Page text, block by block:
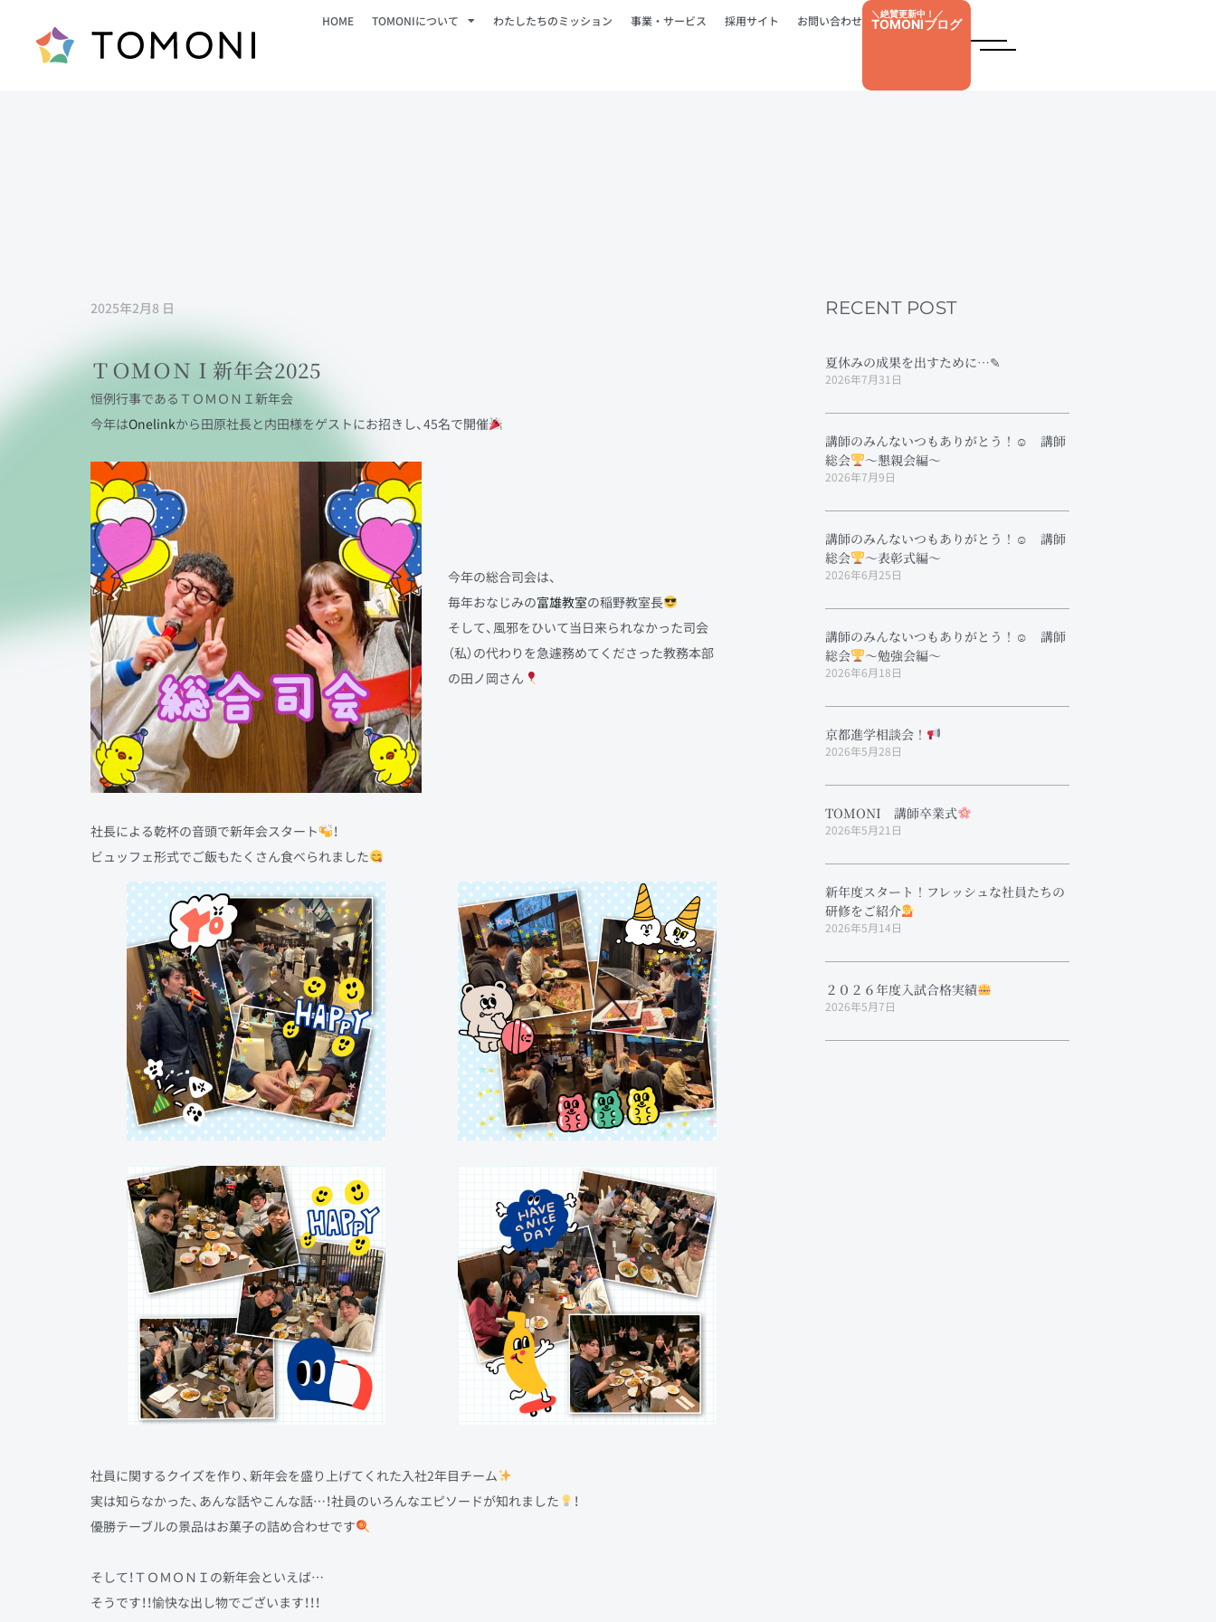
HOME TOMONIについて わたしたちのミッション 事業・サービス 採用サイト お問い合わせ ＼絶賛更新中！／
TOMONIブログ
2025年2月8 日
ＴＯＭＯＮＩ新年会2025
恒例行事であるＴＯＭＯＮＩ新年会
今年はOnelinkから田原社長と内田様をゲストにお招きし、45名で開催
今年の総合司会は、
毎年おなじみの富雄教室の稲野教室長
そして、風邪をひいて当日来られなかった司会
（私）の代わりを急遽務めてくださった教務本部
の田ノ岡さん
社長による乾杯の音頭で新年会スタート
！
ビュッフェ形式でご飯もたくさん食べられました
社員に関するクイズを作り、新年会を盛り上げてくれた入社2年目チーム
実は知らなかった、あんな話やこんな話…！社員のいろんなエピソードが知れました
！
優勝テーブルの景品はお菓子の詰め合わせです
そして！ＴＯＭＯＮＩの新年会といえば…
そうです！！愉快な出し物でございます！！！
RECENT POST
夏休みの成果を出すために…✎
2026年7月31日
講師のみんないつもありがとう！☺ 講師
総会
～懇親会編～
2026年7月9日
講師のみんないつもありがとう！☺ 講師
総会
～表彰式編～
2026年6月25日
講師のみんないつもありがとう！☺ 講師
総会
～勉強会編～
2026年6月18日
京都進学相談会！
2026年5月28日
TOMONI 講師卒業式
2026年5月21日
新年度スタート！フレッシュな社員たちの
研修をご紹介
2026年5月14日
２０２６年度入試合格実績
2026年5月7日